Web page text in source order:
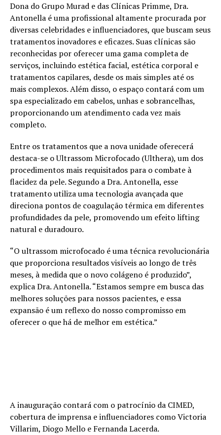
Dona do Grupo Murad e das Clínicas Primme, Dra.
Antonella é uma profissional altamente procurada por
diversas celebridades e influenciadores, que buscam seus
tratamentos inovadores e eficazes. Suas clínicas são
reconhecidas por oferecer uma gama completa de
serviços, incluindo estética facial, estética corporal e
tratamentos capilares, desde os mais simples até os
mais complexos. Além disso, o espaço contará com um
spa especializado em cabelos, unhas e sobrancelhas,
proporcionando um atendimento cada vez mais
completo.
Entre os tratamentos que a nova unidade oferecerá
destaca-se o Ultrassom Microfocado (Ulthera), um dos
procedimentos mais requisitados para o combate à
flacidez da pele. Segundo a Dra. Antonella, esse
tratamento utiliza uma tecnologia avançada que
direciona pontos de coagulação térmica em diferentes
profundidades da pele, promovendo um efeito lifting
natural e duradouro.
“O ultrassom microfocado é uma técnica revolucionária
que proporciona resultados visíveis ao longo de três
meses, à medida que o novo colágeno é produzido”,
explica Dra. Antonella. “Estamos sempre em busca das
melhores soluções para nossos pacientes, e essa
expansão é um reflexo do nosso compromisso em
oferecer o que há de melhor em estética.”
A inauguração contará com o patrocínio da CIMED,
cobertura de imprensa e influenciadores como Victoria
Villarim, Diogo Mello e Fernanda Lacerda.